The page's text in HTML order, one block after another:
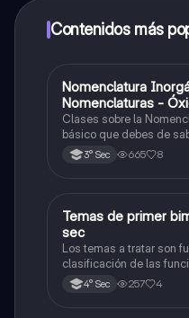
Contenidos más
Química
Nomenclatura
Nomenclaturas -
Hidróxido o Bases
Clases sobre la
básico que debes de
2025)3° Sec 665 8
Química
Temas de primer
sec
Los temas a tratar son
clasificación de las
y los óxidos ácidos
4° Sec 257 4